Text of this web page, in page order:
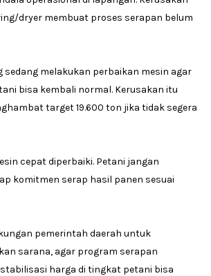
dryer membuat proses serapan belum
sedang melakukan perbaikan mesin agar
bisa kembali normal. Kerusakan itu
target 19.600 ton jika tidak segera
cepat diperbaiki. Petani jangan
komitmen serap hasil panen sesuai
pemerintah daerah untuk
sarana, agar program serapan
harga di tingkat petani bisa